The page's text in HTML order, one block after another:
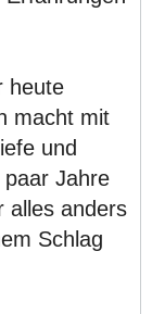
heute
macht mit
und
Jahre
alles anders
Schlag